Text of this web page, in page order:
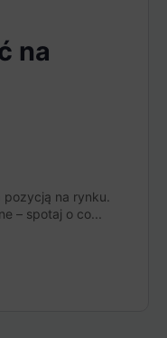
na
na rynku.
– spotaj o co...